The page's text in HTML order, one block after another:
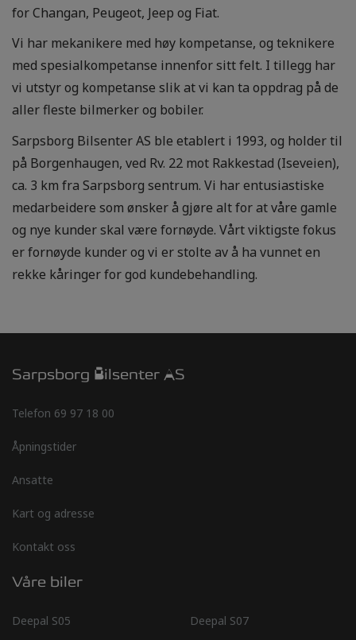
for Changan, Peugeot, Jeep og Fiat.
Vi har mekanikere med høy kompetanse, og teknikere
med spesialkompetanse innenfor sitt felt. I tillegg har
vi utstyr og kompetanse slik at vi kan ta oppdrag på de
aller fleste bilmerker og bobiler.
Sarpsborg Bilsenter AS ble etablert i 1993, og holder til
på Borgenhaugen, ved Rv. 22 mot Rakkestad (Iseveien),
ca. 3 km fra Sarpsborg sentrum. Vi har entusiastiske
medarbeidere som ønsker å gjøre alt for at våre gamle
og nye kunder skal være fornøyde. Vårt viktigste fokus
er fornøyde kunder og vi er stolte av å ha vunnet en
rekke kåringer for god kundebehandling.
Sarpsborg Bilsenter AS
Telefon 69 97 18 00
Åpningstider
Ansatte
Kart og adresse
Kontakt oss
Våre biler
Deepal S05 Deepal S07